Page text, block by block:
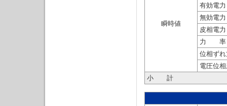
瞬時値
有効電
無効電
皮相電
力 率
位相ず
電圧位
小 計